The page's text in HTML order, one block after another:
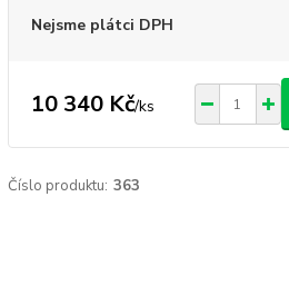
Nejsme plátci DPH
10 340 Kč/ks
Číslo produktu: 363